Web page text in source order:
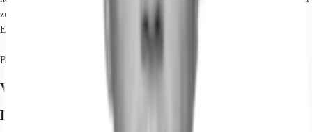
zusammen gemietet werden könne. Auf Ausstattungswünsche kann noch
Einfluss genommen werden.
Betriebszeit von 6-22 Uhr ist möglich, kein Nachtverkehr.
Verfügbare Fläche
Lage und Verkehrsanbindung